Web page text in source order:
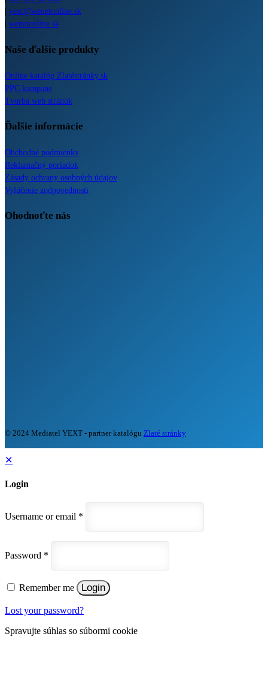
yext@wenetonline.sk
wenetonline.sk
Naše ďalšie produkty
Online katalóg Zlatéstránky.sk
PPC kampane
Tvorba web stránok
Ďalšie informácie
Obchodné podmienky
Reklamačný poriadok
Zásady ochrany osobných údajov
Vylúčenie zodpovednosti
Ohodnoťte nás
© 2024 Mediatel YEXT - partner katalógu Zlaté stránky
✕
Login
Username or email *
Password *
Remember me Login
Lost your password?
Spravujte súhlas so súbormi cookie